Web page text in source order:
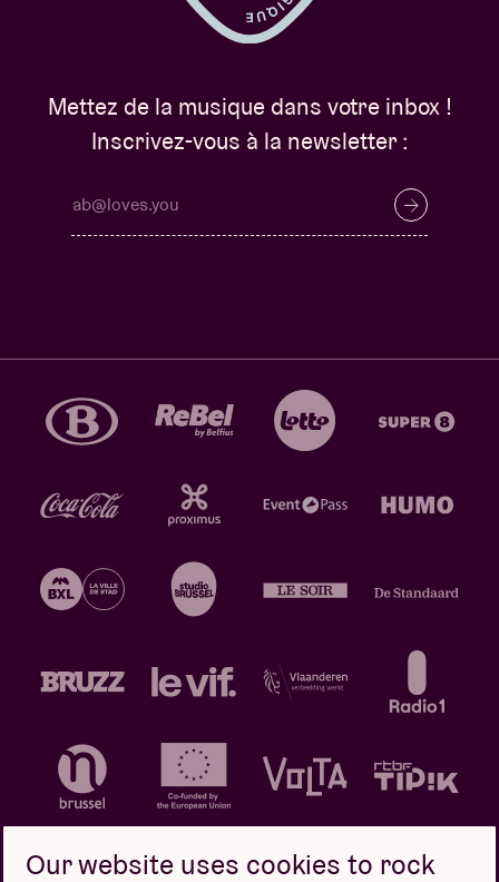
Mettez de la musique dans votre inbox !
Inscrivez-vous à la newsletter :
Our website uses cookies to rock